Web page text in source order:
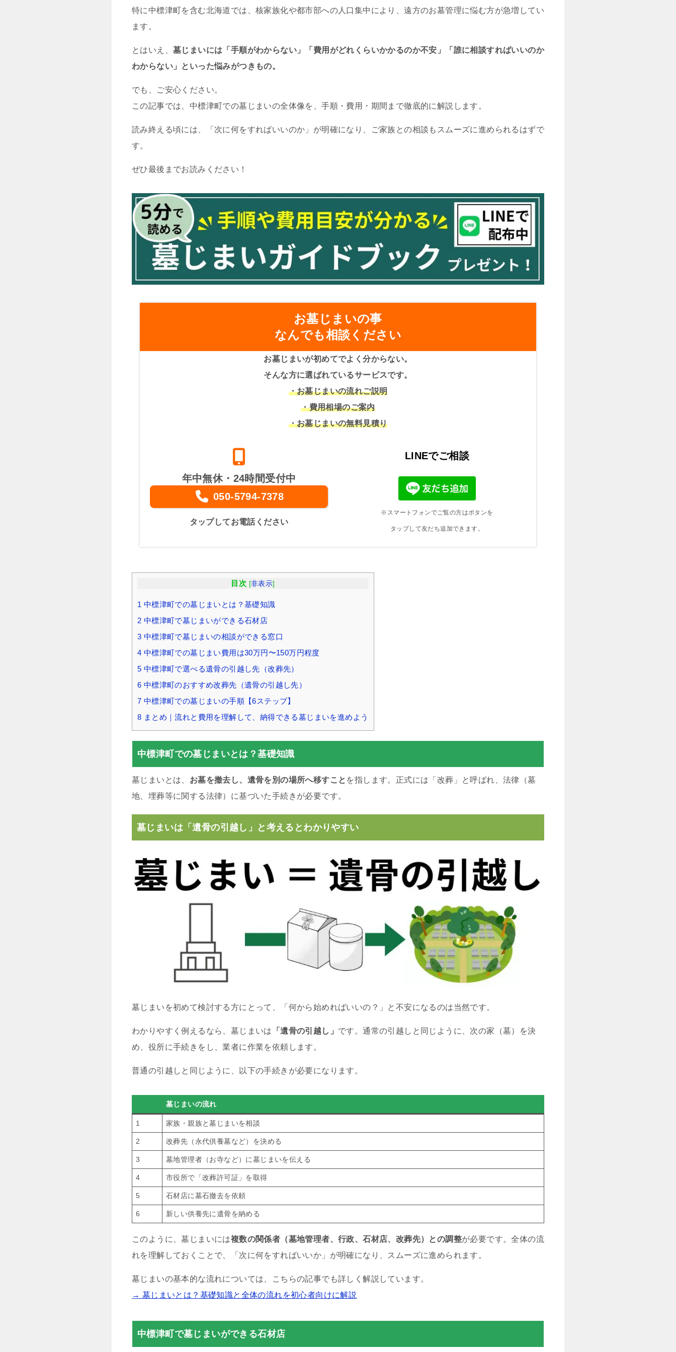
特に中標津町を含む北海道では、核家族化や都市部への人口集中により、遠方のお墓管理に悩む方が急増してい
ます。
とはいえ、 墓じまいには「手順がわからない」「費用がどれくらいかかるのか不安」「誰に相談すればいいのか
わからない」といった悩みがつきもの。
でも、ご安心ください。
この記事では、中標津町での墓じまいの全体像を、手順・費用・期間まで徹底的に解説します。
読み終える頃には、「次に何をすればいいのか」が明確になり、ご家族との相談もスムーズに進められるはずで
す。
ぜひ最後までお読みください！
お墓じまいの事
なんでも相談ください
お墓じまいが初めてでよく分からない。
そんな方に選ばれているサービスです。
・お墓じまいの流れご説明
・費用相場のご案内
・お墓じまいの無料見積り
年中無休・24時間受付中
050-5794-7378
タップしてお電話ください
LINEでご相談
※スマートフォンでご覧の方はボタンを
タップして友だち追加できます。
目次 [非表示]
1 中標津町での墓じまいとは？基礎知識
2 中標津町で墓じまいができる石材店
3 中標津町で墓じまいの相談ができる窓口
4 中標津町での墓じまい費用は30万円〜150万円程度
5 中標津町で選べる遺骨の引越し先（改葬先）
6 中標津町のおすすめ改葬先（遺骨の引越し先）
7 中標津町での墓じまいの手順【6ステップ】
8 まとめ｜流れと費用を理解して、納得できる墓じまいを進めよう
中標津町での墓じまいとは？基礎知識
墓じまいとは、 お墓を撤去し、遺骨を別の場所へ移すこと を指します。正式には「改葬」と呼ばれ、法律（墓
地、埋葬等に関する法律）に基づいた手続きが必要です。
墓じまいは「遺骨の引越し」と考えるとわかりやすい
墓じまいを初めて検討する方にとって、「何から始めればいいの？」と不安になるのは当然です。
わかりやすく例えるなら、墓じまいは 「遺骨の引越し」 です。通常の引越しと同じように、次の家（墓）を決
め、役所に手続きをし、業者に作業を依頼します。
普通の引越しと同じように、以下の手続きが必要になります。
墓じまいの流れ
1 家族・親族と墓じまいを相談
2 改葬先（永代供養墓など）を決める
3 墓地管理者（お寺など）に墓じまいを伝える
4 市役所で「改葬許可証」を取得
5 石材店に墓石撤去を依頼
6 新しい供養先に遺骨を納める
このように、墓じまいには複数の関係者（墓地管理者、行政、石材店、改葬先）との調整が必要です。全体の流
れを理解しておくことで、「次に何をすればいいか」が明確になり、スムーズに進められます。
墓じまいの基本的な流れについては、こちらの記事でも詳しく解説しています。
→ 墓じまいとは？基礎知識と全体の流れを初心者向けに解説
中標津町で墓じまいができる石材店